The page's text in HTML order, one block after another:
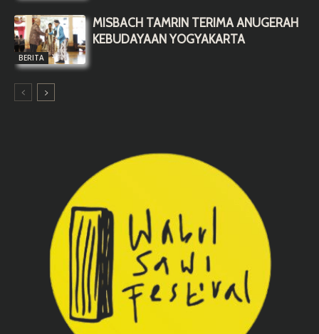
BERITA
MISBACH TAMRIN TERIMA ANUGERAH
KEBUDAYAAN YOGYAKARTA